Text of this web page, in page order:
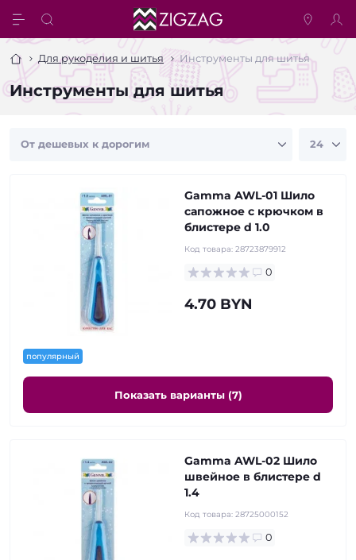
Для рукоделия и шитья Инструменты для шитья
Инструменты для шитья
популярный
Gamma AWL-01 Шило
сапожное с крючком в
блистере d 1.0
Код товара: 28723879912
0
4.70 BYN
Показать варианты (7)
Gamma AWL-02 Шило
швейное в блистере d
1.4
Код товара: 28725000152
0